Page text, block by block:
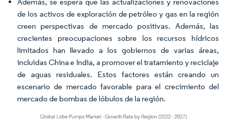
de los activos de exploración de petróleo y gas en la región
creen perspectivas de mercado positivas. Además, las
crecientes preocupaciones sobre los recursos hídricos
limitados han llevado a los gobiernos de varias áreas,
incluidas China e India, a promover el tratamiento y reciclaje
de aguas residuales. Estos factores están creando un
escenario de mercado favorable para el crecimiento del
mercado de bombas de lóbulos de la región.